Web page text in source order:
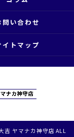
問い合わせ
イトマップ
ヤマナカ神守店 ALL